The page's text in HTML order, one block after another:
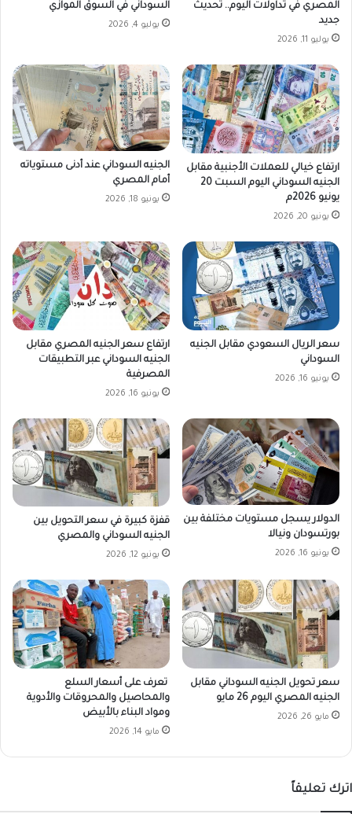
ر
ا
ت
ل
ج
م
ا
ع
ي
ة
المصري في تداولات اليوم.. تحديث
جديد
يوليو 11, 2026
السوداني في السوق الموازي
يوليو 4, 2026
ارتفاع خيالي للعملات الأجنبية مقابل
الجنيه السوداني اليوم السبت 20
يونيو 2026م
يونيو 20, 2026
الجنيه السوداني عند أدنى مستوياته
أمام المصري
يونيو 18, 2026
سعر الريال السعودي مقابل الجنيه
السوداني
يونيو 16, 2026
ارتفاع سعر الجنيه المصري مقابل
الجنيه السوداني عبر التطبيقات
المصرفية
يونيو 16, 2026
الدولار يسجل مستويات مختلفة بين
بورتسودان ونيالا
يونيو 16, 2026
قفزة كبيرة في سعر التحويل بين
الجنيه السوداني والمصري
يونيو 12, 2026
سعر تحويل الجنيه السوداني مقابل
الجنيه المصري اليوم 26 مايو
مايو 26, 2026
تعرف على أسعار السلع
والمحاصيل والمحروقات والأدوية
ومواد البناء بالأبيض
مايو 14, 2026
اترك تعليقاً